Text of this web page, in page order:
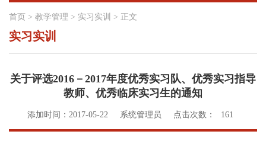
首页 > 教学管理 > 实习实训 > 正文
实习实训
关于评选2016－2017年度优秀实习队、优秀实习指导
教师、优秀临床实习生的通知
添加时间：2017-05-22 系统管理员 点击次数： 161